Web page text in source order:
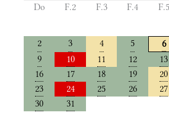
Do F.2 F.3 F.4 F.5
2
3 4 5 6
9
10 11 12 13
16
17 18 19 20
23
24 25 26 27
30
31